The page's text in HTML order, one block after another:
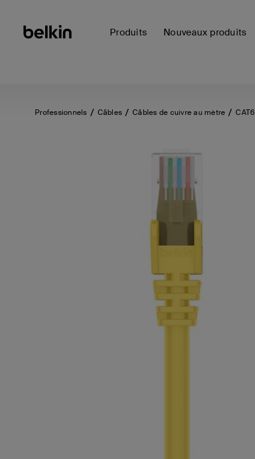
Produits Nouveaux produits
Professionnels Câbles Câbles de cuivre au mètre CAT6